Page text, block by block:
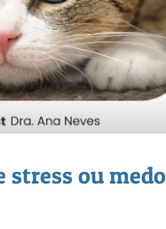
stress ou medo